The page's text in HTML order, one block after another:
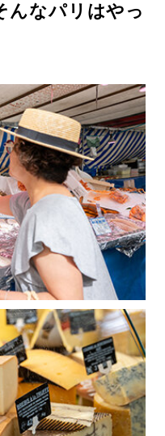
んなパリはやっ